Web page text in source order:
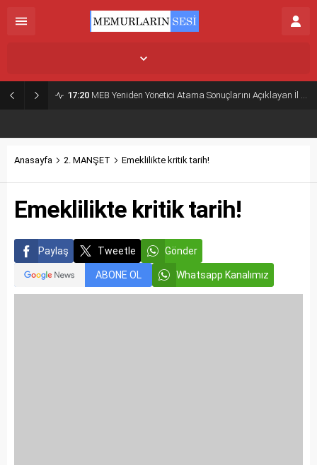
17:20 MEB Yeniden Yönetici Atama Sonuçlarını Açıklayan İl MEM’ler Listesi
Anasayfa 2. MANŞET Emeklilikte kritik tarih!
Emeklilikte kritik tarih!
Paylaş Tweetle Gönder
ABONE OL Whatsapp Kanalımız